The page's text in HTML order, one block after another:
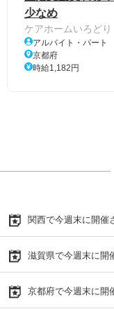
少なめ
ケアホームいろどり
アルバイト・パート
京都府
時給1,182円
関西で今週末に開催
滋賀県で今週末に開
京都府で今週末に開